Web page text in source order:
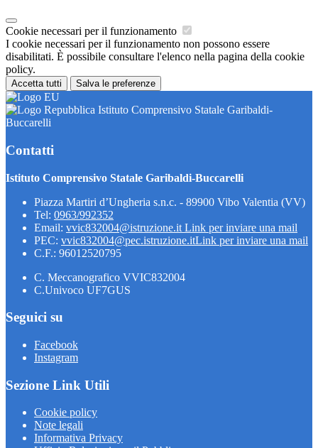
Cookie necessari per il funzionamento
I cookie necessari per il funzionamento non possono essere
disabilitati. È possibile consultare l'elenco nella pagina della cookie
policy.
Accetta tutti Salva le preferenze
Istituto Comprensivo Statale Garibaldi-
Buccarelli
Contatti
Istituto Comprensivo Statale Garibaldi-Buccarelli
Piazza Martiri d’Ungheria s.n.c. - 89900 Vibo Valentia (VV)
Tel: 0963/992352
Email: vvic832004@istruzione.it Link per inviare una mail
PEC: vvic832004@pec.istruzione.itLink per inviare una mail
C.F.: 96012520795
C. Meccanografico VVIC832004
C.Univoco UF7GUS
Seguici su
Facebook
Instagram
Sezione Link Utili
Cookie policy
Note legali
Informativa Privacy